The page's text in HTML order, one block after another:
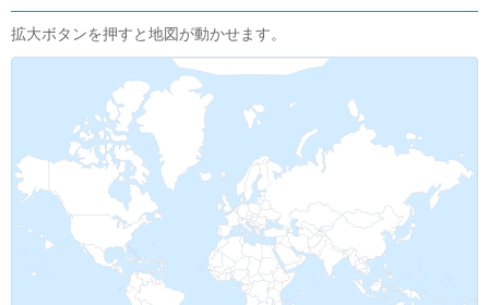
拡大ボタンを押すと地図が動かせます。